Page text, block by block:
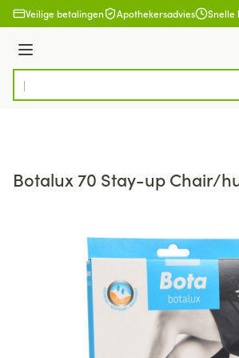
Ga naar de inhoud
Veilige betalingen Apothekersadvies Snelle
Menu
Product, merk, categorie...
Botalux 70 Stay-up Chair/